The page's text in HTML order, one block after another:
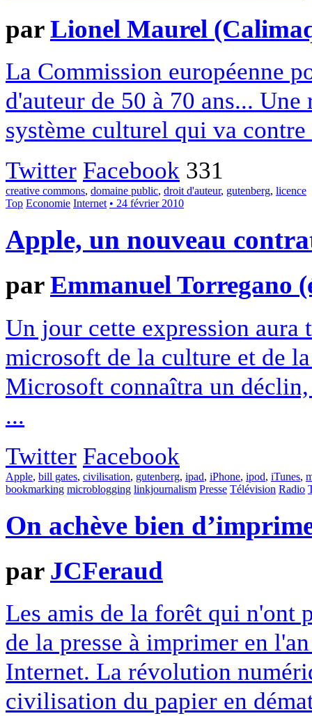
parLionel Maurel
La Commission européenne
d'auteur de 50 à 70 ans...
système culturel qui va
Twitter Facebook 331
creative commons, domaine public, droit d'auteur, gutenberg, licence
Top Economie Internet • 24 février 2010
Apple, un nouveau
parEmmanuel Torregano
Un jour cette expression aura
microsoft de la culture et de
Microsoft connaîtra un
...
Twitter Facebook
Apple, bill gates, civilisation, gutenberg, ipad, iPhone, ipod, iTunes,
bookmarking microblogging linkjournalism Presse Télévision Radio
On achève bien
par JCFeraud
Les amis de la forêt qui n'ont
de la presse à imprimer en
Internet. La révolution
civilisation du papier en